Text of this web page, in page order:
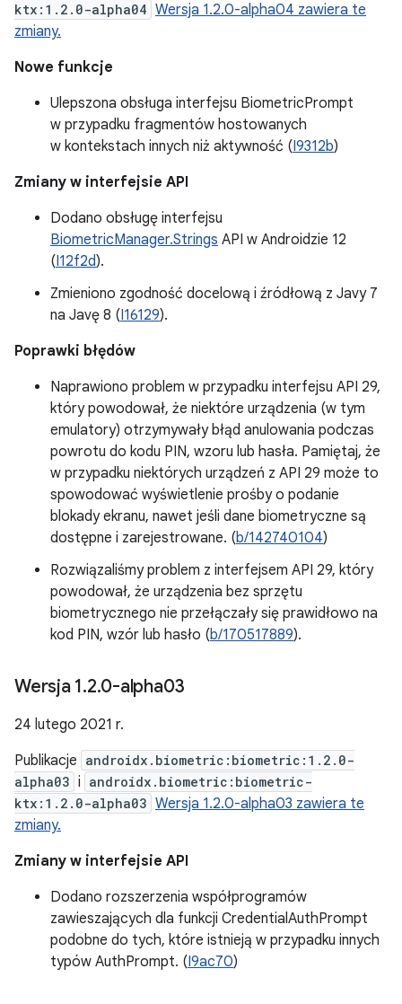
ktx:1.2.0-alpha04 Wersja 1.2.0-alpha04 zawiera te
zmiany.
Nowe funkcje
Ulepszona obsługa interfejsu BiometricPrompt
w przypadku fragmentów hostowanych
w kontekstach innych niż aktywność (I9312b)
Zmiany w interfejsie API
Dodano obsługę interfejsu
BiometricManager.Strings API w Androidzie 12
(I12f2d).
Zmieniono zgodność docelową i źródłową z Javy 7
na Javę 8 (I16129).
Poprawki błędów
Naprawiono problem w przypadku interfejsu API 29,
który powodował, że niektóre urządzenia (w tym
emulatory) otrzymywały błąd anulowania podczas
powrotu do kodu PIN, wzoru lub hasła. Pamiętaj, że
w przypadku niektórych urządzeń z API 29 może to
spowodować wyświetlenie prośby o podanie
blokady ekranu, nawet jeśli dane biometryczne są
dostępne i zarejestrowane. (b/142740104)
Rozwiązaliśmy problem z interfejsem API 29, który
powodował, że urządzenia bez sprzętu
biometrycznego nie przełączały się prawidłowo na
kod PIN, wzór lub hasło (b/170517889).
Wersja 1.2.0-alpha03
24 lutego 2021 r.
Publikacje androidx.biometric:biometric:1.2.0-
alpha03 i androidx.biometric:biometric-
ktx:1.2.0-alpha03 Wersja 1.2.0-alpha03 zawiera te
zmiany.
Zmiany w interfejsie API
Dodano rozszerzenia współprogramów
zawieszających dla funkcji CredentialAuthPrompt
podobne do tych, które istnieją w przypadku innych
typów AuthPrompt. (I9ac70)